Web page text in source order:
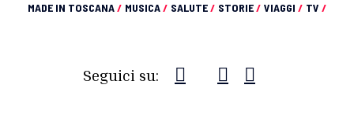
MADE IN TOSCANA/ MUSICA/ SALUTE/ STORIE/ VIAGGI / TV /
Seguici su: